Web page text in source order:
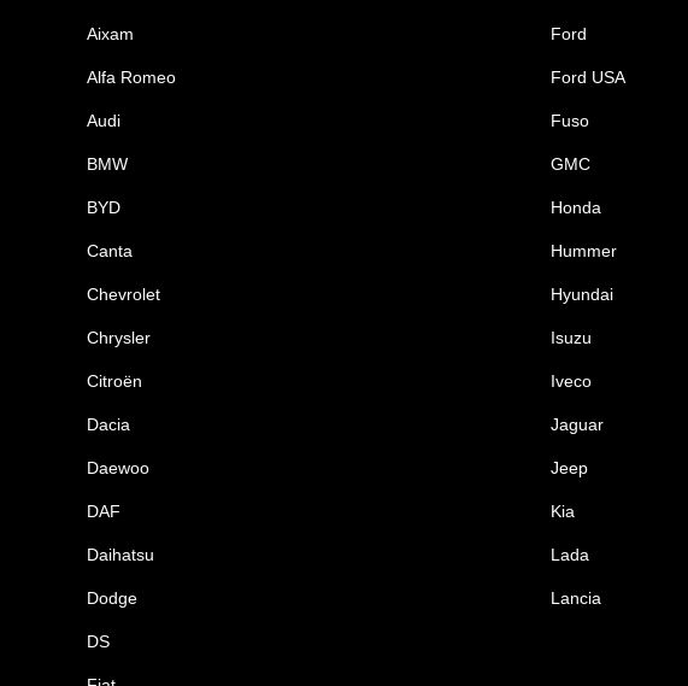
Aixam
Alfa Romeo
Audi
BMW
BYD
Canta
Chevrolet
Chrysler
Citroën
Dacia
Daewoo
DAF
Daihatsu
Dodge
DS
Ford
Ford USA
Fuso
GMC
Honda
Hummer
Hyundai
Isuzu
Iveco
Jaguar
Jeep
Kia
Lada
Lancia